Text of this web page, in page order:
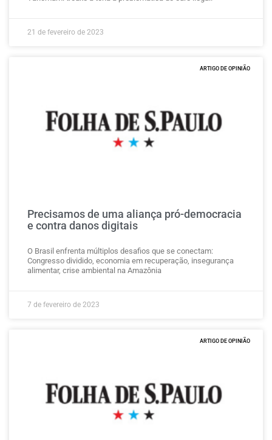
21 de fevereiro de 2023
ARTIGO DE OPINIÃO
Precisamos de uma aliança pró-democracia
e contra danos digitais
O Brasil enfrenta múltiplos desafios que se conectam:
Congresso dividido, economia em recuperação, insegurança
alimentar, crise ambiental na Amazônia
7 de fevereiro de 2023
ARTIGO DE OPINIÃO